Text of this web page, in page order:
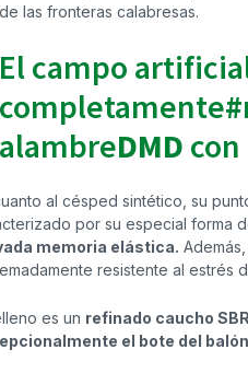
las fronteras calabresas.
El campo
completamente
alambreDMD con
al césped sintético, su
por su especial forma
memoria elástica.
resistente al estrés
es un refinado caucho SBR
el bote del